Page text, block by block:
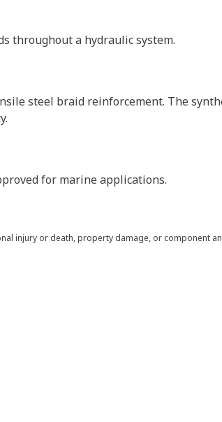
throughout a hydraulic system.
steel braid reinforcement. The
for marine applications.
injury or death, property damage, or component